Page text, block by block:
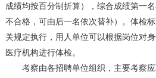
成绩均按百分制折算），综合成绩第一
不合格，可由后一名依次替补）。体检
关规定执行，用人单位可以根据岗位对
医疗机构进行体检。
考察由各招聘单位组织，主要考察应